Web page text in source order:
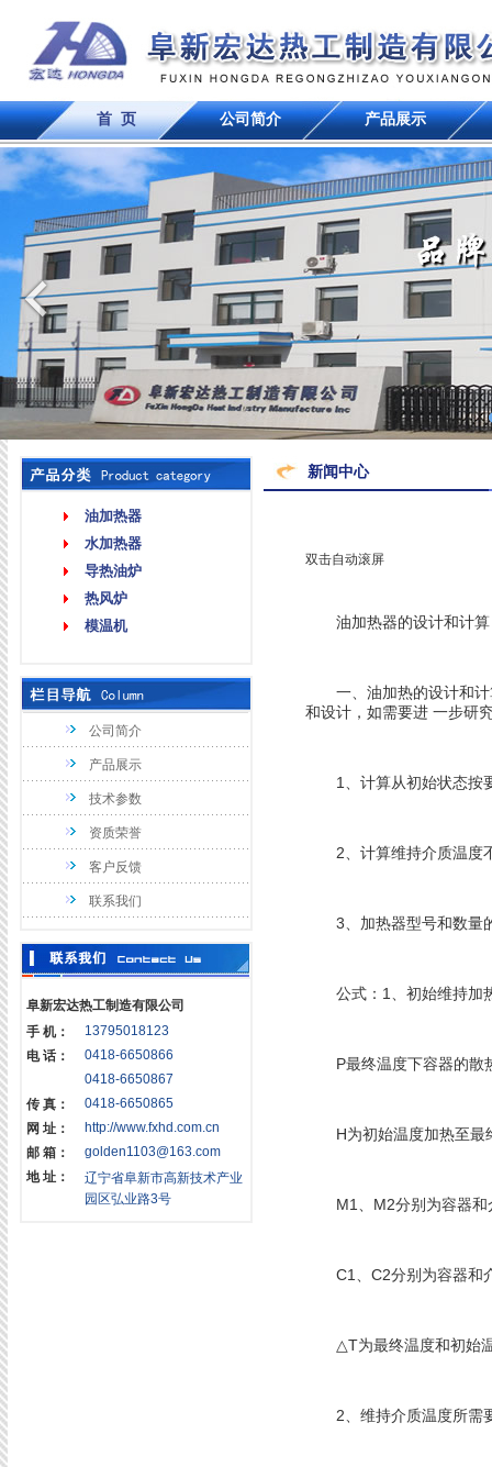
首 页 公司简介 产品展示
油加热器
水加热器
导热油炉
热风炉
模温机
公司简介
产品展示
技术参数
资质荣誉
客户反馈
联系我们
阜新宏达热工制造有限公司
手 机：
13795018123
电 话：
0418-6650866
0418-6650867
传 真：
0418-6650865
网 址：
http://www.fxhd.com.cn
邮 箱：
golden1103@163.com
地 址：
辽宁省阜新市高新技术产业
园区弘业路3号
新闻中心
双击自动滚屏
油加热器的设计和计算
一、油加热的设计和计
和设计，如需要进 一步研
1、计算从初始状态按要
2、计算维持介质温度不
3、加热器型号和数量的
公式：1、初始维持加
P最终温度下容器的散
H为初始温度加热至最
M1、M2分别为容器和
C1、C2分别为容器和
△T为最终温度和初始
2、维持介质温度所需